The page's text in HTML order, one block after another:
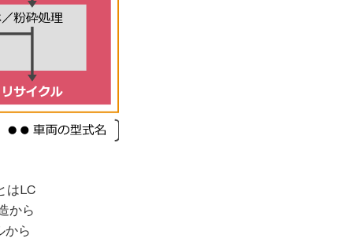
はLC
から
から